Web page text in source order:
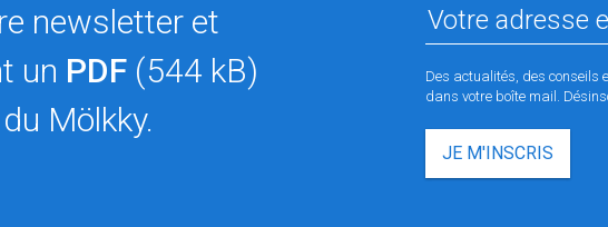
newsletter et
un PDF (544 kB)
Mölkky.
Des actualités, des conseils
dans votre boîte mail.
JE M'INSCRIS